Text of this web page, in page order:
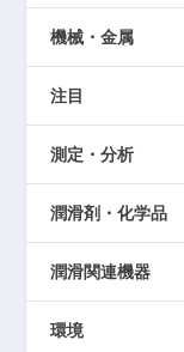
機械・金属
注目
測定・分析
潤滑剤・化学品
潤滑関連機器
環境